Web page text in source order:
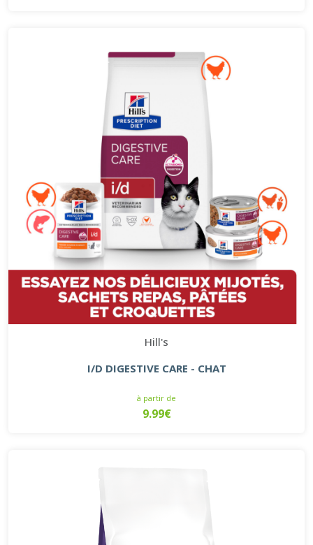
Hill's
I/D DIGESTIVE CARE - CHAT
à partir de
9.99€